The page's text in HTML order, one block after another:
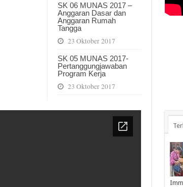
SK 06 MUNAS 2017 –
Anggaran Dasar dan
Anggaran Rumah
Tangga
23 Oktober 2017
SK 05 MUNAS 2017-
Pertanggungjawaban
Program Kerja
23 Oktober 2017